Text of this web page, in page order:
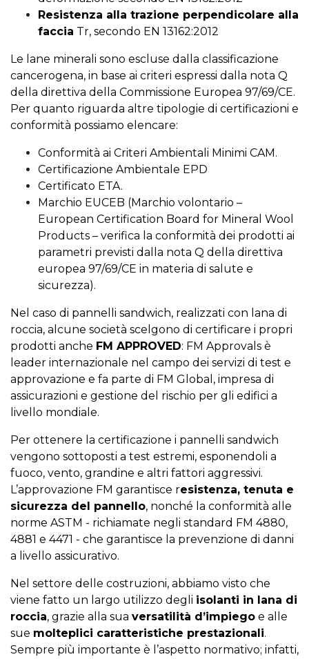
Resistenza alla trazione perpendicolare alla
faccia Tr, secondo EN 13162:2012
Le lane minerali sono escluse dalla classificazione
cancerogena, in base ai criteri espressi dalla nota Q
della direttiva della Commissione Europea 97/69/CE.
Per quanto riguarda altre tipologie di certificazioni e
conformità possiamo elencare:
Conformità ai Criteri Ambientali Minimi CAM.
Certificazione Ambientale EPD
Certificato ETA.
Marchio EUCEB (Marchio volontario –
European Certification Board for Mineral Wool
Products – verifica la conformità dei prodotti ai
parametri previsti dalla nota Q della direttiva
europea 97/69/CE in materia di salute e
sicurezza).
Nel caso di pannelli sandwich, realizzati con lana di
roccia, alcune società scelgono di certificare i propri
prodotti anche FM APPROVED: FM Approvals è
leader internazionale nel campo dei servizi di test e
approvazione e fa parte di FM Global, impresa di
assicurazioni e gestione del rischio per gli edifici a
livello mondiale.
Per ottenere la certificazione i pannelli sandwich
vengono sottoposti a test estremi, esponendoli a
fuoco, vento, grandine e altri fattori aggressivi.
L’approvazione FM garantisce resistenza, tenuta e
sicurezza del pannello, nonché la conformità alle
norme ASTM - richiamate negli standard FM 4880,
4881 e 4471 - che garantisce la prevenzione di danni
a livello assicurativo.
Nel settore delle costruzioni, abbiamo visto che
viene fatto un largo utilizzo degli isolanti in lana di
roccia, grazie alla sua versatilità d’impiego e alle
sue molteplici caratteristiche prestazionali.
Sempre più importante è l’aspetto normativo; infatti,